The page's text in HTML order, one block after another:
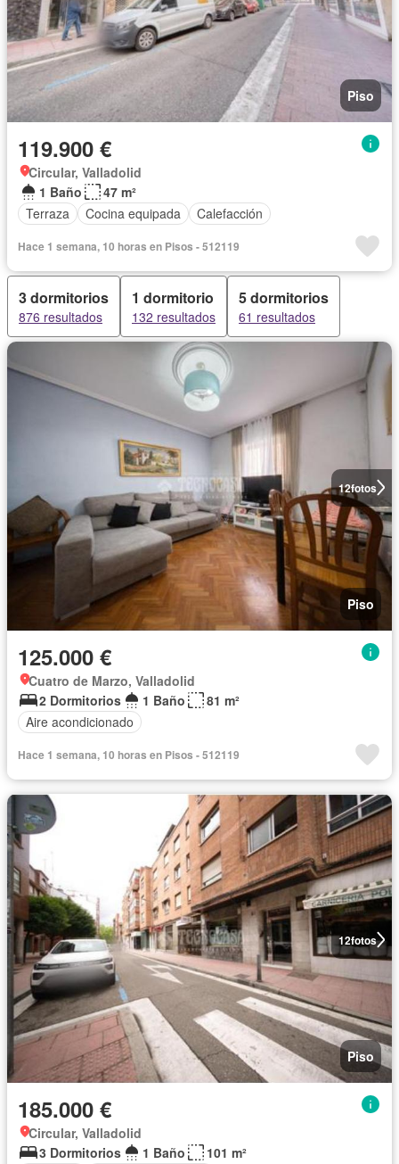
Piso
119.900 €
Circular, Valladolid
1 Baño
47 m²
Terraza
Cocina equipada Calefacción
Hace 1 semana, 10 horas en Pisos - 512119
3 dormitorios
876 resultados
1 dormitorio
132 resultados
5 dormitorios
61 resultados
12fotos
Piso
125.000 €
Cuatro de Marzo, Valladolid
2 Dormitorios
1 Baño
81 m²
Aire acondicionado
Hace 1 semana, 10 horas en Pisos - 512119
12fotos
Piso
185.000 €
Circular, Valladolid
3 Dormitorios
1 Baño
101 m²